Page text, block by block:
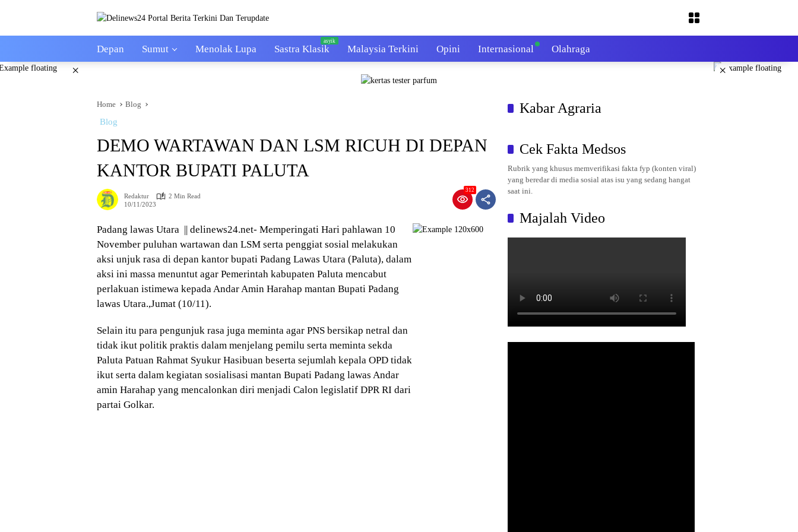
Depan Sumut Menolak Lupa Sastra Klasik Malaysia Terkini Opini Internasional Olahraga
× ×
Home Blog
Blog
DEMO WARTAWAN DAN LSM RICUH DI DEPAN
KANTOR BUPATI PALUTA
Redaktur
2 Min Read
10/11/2023
312
Padang lawas Utara || delinews24.net- Memperingati Hari pahlawan 10
November puluhan wartawan dan LSM serta penggiat sosial melakukan
aksi unjuk rasa di depan kantor bupati Padang Lawas Utara (Paluta), dalam
aksi ini massa menuntut agar Pemerintah kabupaten Paluta mencabut
perlakuan istimewa kepada Andar Amin Harahap mantan Bupati Padang
lawas Utara.,Jumat (10/11).
Selain itu para pengunjuk rasa juga meminta agar PNS bersikap netral dan
tidak ikut politik praktis dalam menjelang pemilu serta meminta sekda
Paluta Patuan Rahmat Syukur Hasibuan beserta sejumlah kepala OPD tidak
ikut serta dalam kegiatan sosialisasi mantan Bupati Padang lawas Andar
amin Harahap yang mencalonkan diri menjadi Calon legislatif DPR RI dari
partai Golkar.
Kabar Agraria
Cek Fakta Medsos
Rubrik yang khusus memverifikasi fakta fyp (konten viral)
yang beredar di media sosial atas isu yang sedang hangat
saat ini.
Majalah Video